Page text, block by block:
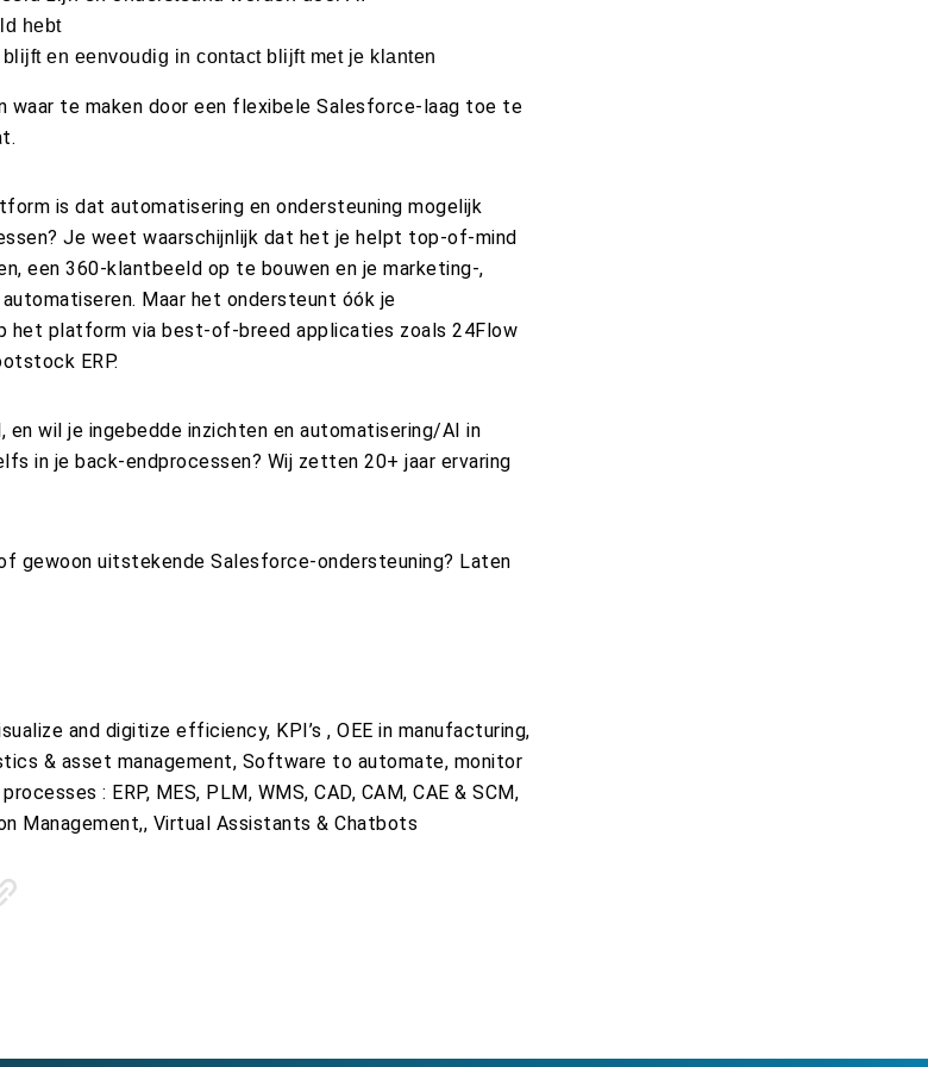
hebt
en eenvoudig in contact blijft met je klanten
waar te maken door een flexibele Salesforce-laag toe te
is dat automatisering en ondersteuning mogelijk
Je weet waarschijnlijk dat het je helpt top-of-mind
een 360-klantbeeld op te bouwen en je marketing-,
Maar het ondersteunt óók je
het platform via best-of-breed applicaties zoals 24Flow
ERP.
en wil je ingebedde inzichten en automatisering/AI in
in je back-endprocessen? Wij zetten 20+ jaar ervaring
gewoon uitstekende Salesforce-ondersteuning? Laten
and digitize efficiency, KPI’s , OEE in manufacturing,
& asset management, Software to automate, monitor
: ERP, MES, PLM, WMS, CAD, CAM, CAE & SCM,
Management,, Virtual Assistants & Chatbots